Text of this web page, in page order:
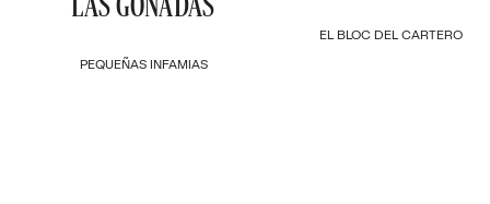
PEQUEÑAS INFAMIAS
EL BLOC DEL CARTERO